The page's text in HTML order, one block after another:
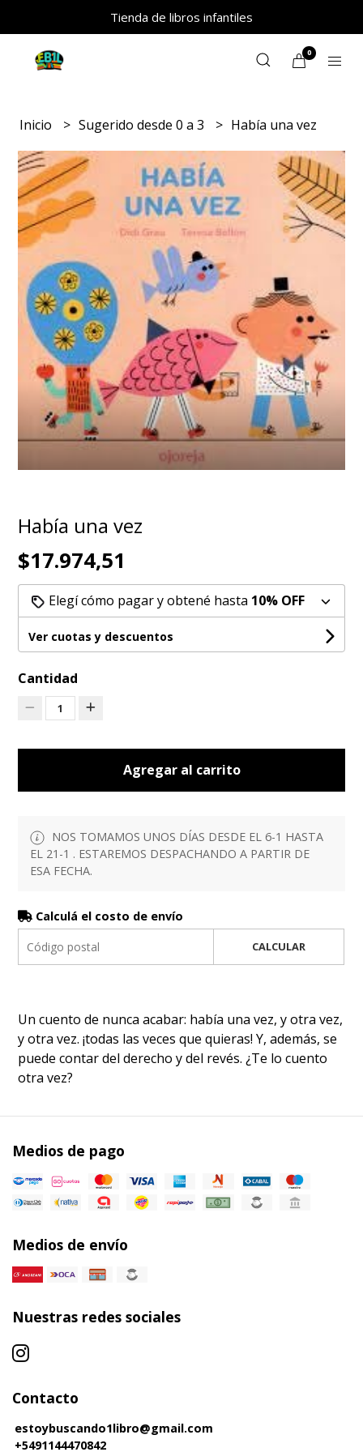
Tienda de libros infantiles
0
Inicio Sugerido desde 0 a 3 Había una vez
Había una vez
$17.974,51
Elegí cómo pagar y obtené hasta 10% OFF
Ver cuotas y descuentos
Cantidad
1
Agregar al carrito
NOS TOMAMOS UNOS DÍAS DESDE EL 6-1 HASTA
EL 21-1 . ESTAREMOS DESPACHANDO A PARTIR DE
ESA FECHA.
Calculá el costo de envío
CALCULAR
Un cuento de nunca acabar: había una vez, y otra vez,
y otra vez. ¡todas las veces que quieras! Y, además, se
puede contar del derecho y del revés. ¿Te lo cuento
otra vez?
Medios de pago
Medios de envío
Nuestras redes sociales
Contacto
estoybuscando1libro@gmail.com
+5491144470842